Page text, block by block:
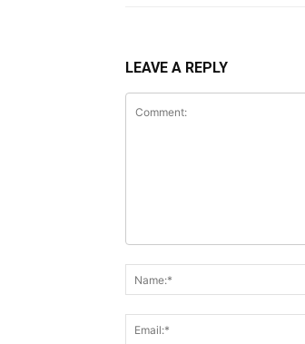
LEAVE A REPLY